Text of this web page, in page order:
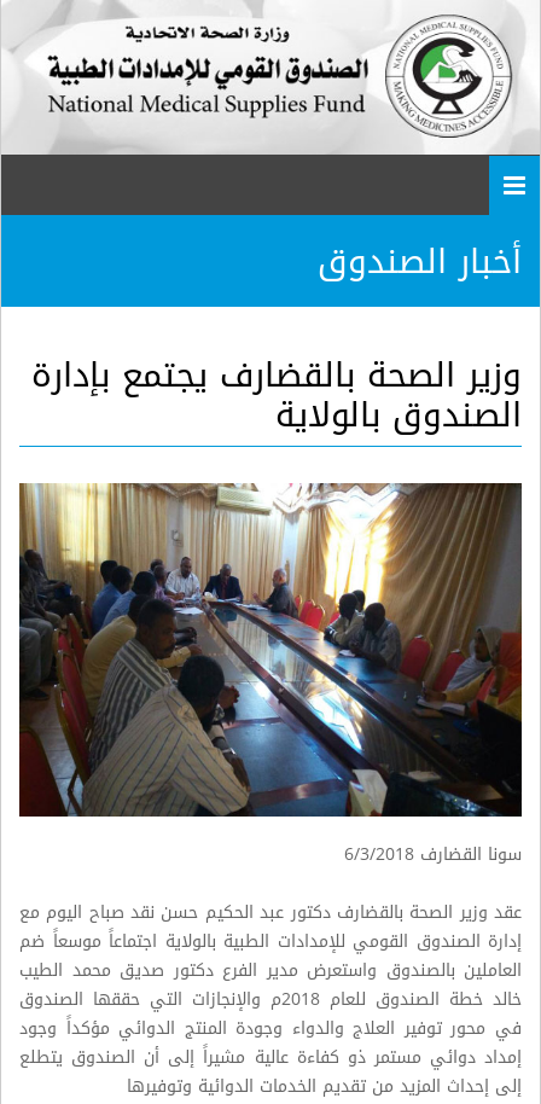
أخبار الصندوق
وزير الصحة بالقضارف يجتمع بإدارة
الصندوق بالولاية
سونا القضارف 6/3/2018
عقد وزير الصحة بالقضارف دكتور عبد الحكيم حسن نقد صباح اليوم مع
إدارة الصندوق القومي للإمدادات الطبية بالولاية اجتماعاً موسعاً ضم
العاملين بالصندوق واستعرض مدير الفرع دكتور صديق محمد الطيب
خالد خطة الصندوق للعام 2018م والإنجازات التي حققها الصندوق
في محور توفير العلاج والدواء وجودة المنتج الدوائي مؤكداً وجود
إمداد دوائي مستمر ذو كفاءة عالية مشيراً إلى أن الصندوق يتطلع
إلى إحداث المزيد من تقديم الخدمات الدوائية وتوفيرها